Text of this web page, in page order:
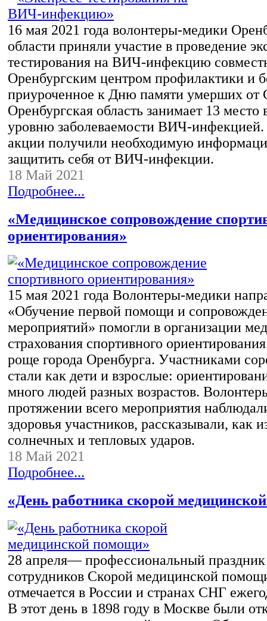
16 мая 2021 года волонтеры-медики
области приняли участие в проведение
тестирования на ВИЧ-инфекцию
Оренбургским центром профилактики и
приуроченное к Дню памяти умерших
Оренбургская область занимает 13 место
уровню заболеваемости ВИЧ-
акции получили необходимую
защитить себя от ВИЧ-инфекции.
18 Май 2021
Подробнее...
«Медицинское сопровождение
ориентирования»
15 мая 2021 года Волонтеры-медики
«Обучение первой помощи и
мероприятий» помогли в организации
страхования спортивного
роще города Оренбурга. Участниками
стали как дети и взрослые:
много людей разных возрастов.
протяжении всего мероприятия
здоровья участников, рассказывали, как
солнечных и тепловых ударов.
18 Май 2021
Подробнее...
«День работника скорой
28 апреля— профессиональный праздник
сотрудников Скорой медицинской
отмечается в России и странах СНГ
В этот день в 1898 году в Москве были